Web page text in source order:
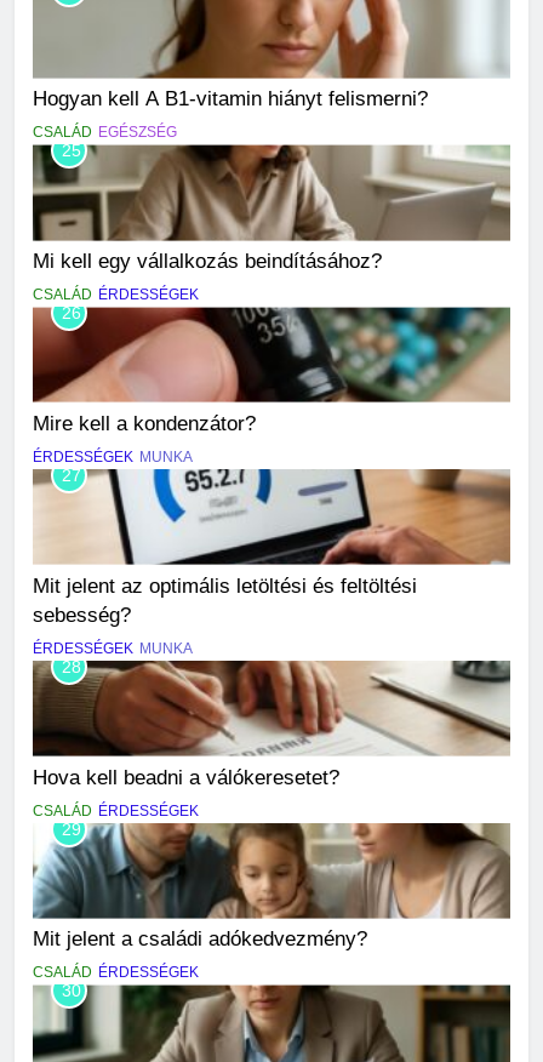
Hogyan kell A B1-vitamin hiányt felismerni?
CSALÁD EGÉSZSÉG
25
Mi kell egy vállalkozás beindításához?
CSALÁD ÉRDESSÉGEK
26
Mire kell a kondenzátor?
ÉRDESSÉGEK MUNKA
27
Mit jelent az optimális letöltési és feltöltési
sebesség?
ÉRDESSÉGEK MUNKA
28
Hova kell beadni a válókeresetet?
CSALÁD ÉRDESSÉGEK
29
Mit jelent a családi adókedvezmény?
CSALÁD ÉRDESSÉGEK
30